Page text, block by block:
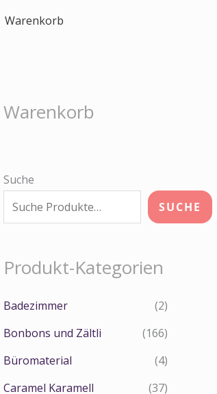
Warenkorb
Warenkorb
Suche
SUCHE
Produkt-Kategorien
Badezimmer
(2)
Bonbons und Zältli
(166)
Büromaterial
(4)
Caramel Karamell
(37)